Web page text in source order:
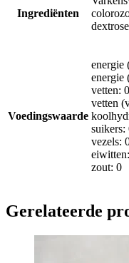
Ingrediënten
Voedingswaarde
energie
energie
vetten: 0
vetten
suikers:
vezels:
zout: 0
Gerelateerde